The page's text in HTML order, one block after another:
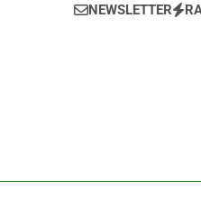
NEWSLETTER